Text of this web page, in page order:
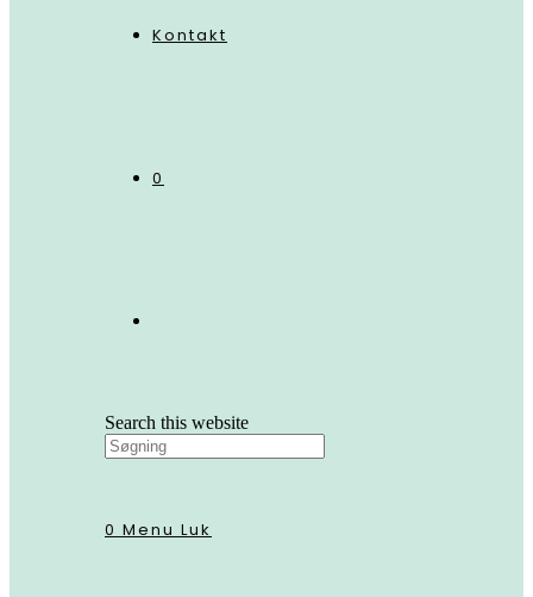
Kontakt
0
Search this website
0 Menu Luk